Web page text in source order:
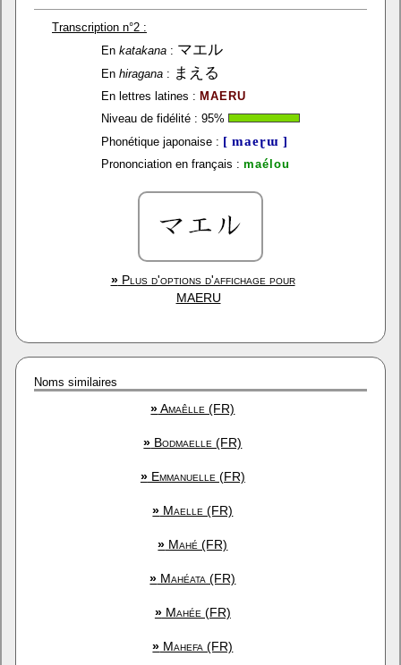
Transcription n°2 :
En katakana : マエル
En hiragana : まえる
En lettres latines : MAERU
Niveau de fidélité : 95%
Phonétique japonaise : [ maeɽɯ ]
Prononciation en français : maélou
»Plus d'options d'affichage pour
MAERU
Noms similaires
»Amaêlle (FR)
» Bodmaelle (FR)
»Emmanuelle (FR)
» Maelle (FR)
» Mahé (FR)
» Mahéata (FR)
»Mahée (FR)
» Mahefa (FR)